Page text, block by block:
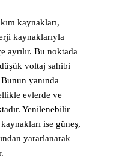
kaynakları,
kaynaklarıyla
ayrılır. Bu noktada
voltaj sahibi
yanında
evlerde ve
Yenilenebilir
ise güneş,
yararlanarak